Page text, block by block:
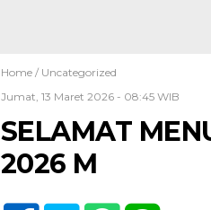
Home / Uncategorized
Jumat, 13 Maret 2026 - 08:45 WIB
SELAMAT
2026 M